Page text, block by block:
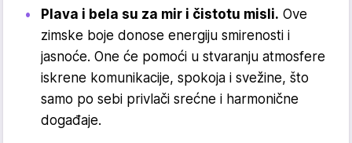
Plava i bela su za mir i čistotu misli. Ove
zimske boje donose energiju smirenosti i
jasnoće. One će pomoći u stvaranju atmosfere
iskrene komunikacije, spokoja i svežine, što
samo po sebi privlači srećne i harmonične
događaje.